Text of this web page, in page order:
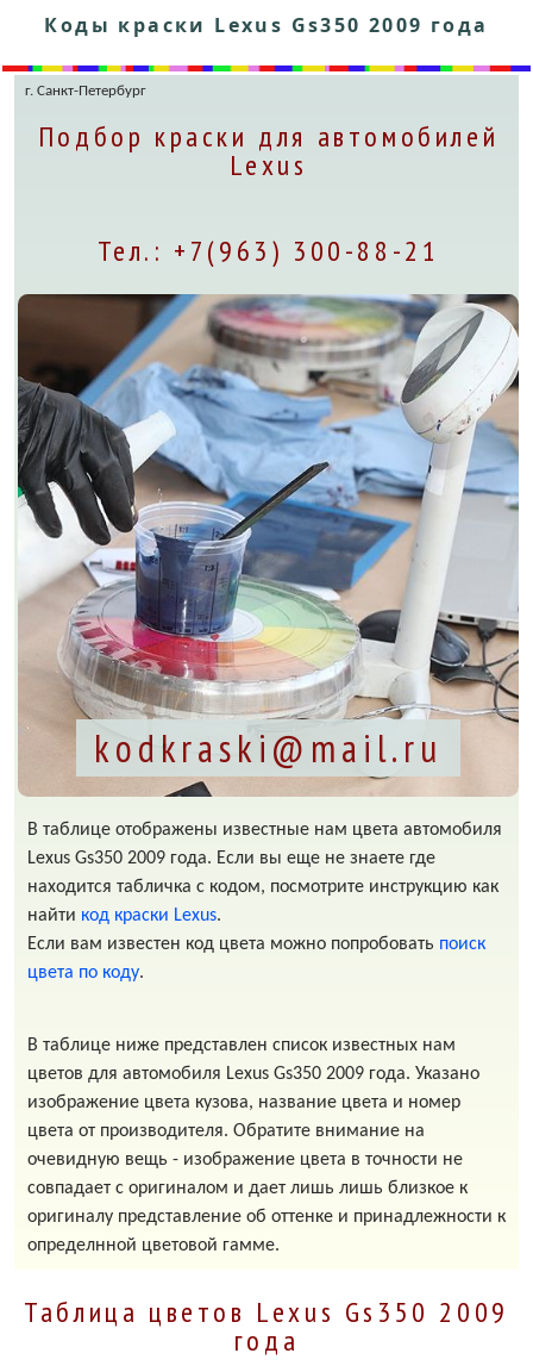
Коды краски Lexus Gs350 2009 года
г. Санкт-Петербург
Подбор краски для автомобилей
Lexus
Тел.: +7(963) 300-88-21
kodkraski@mail.ru
В таблице отображены известные нам цвета автомобиля
Lexus Gs350 2009 года. Если вы еще не знаете где
находится табличка с кодом, посмотрите инструкцию как
найти код краски Lexus.
Если вам известен код цвета можно попробовать поиск
цвета по коду.
В таблице ниже представлен список известных нам
цветов для автомобиля Lexus Gs350 2009 года. Указано
изображение цвета кузова, название цвета и номер
цвета от производителя. Обратите внимание на
очевидную вещь - изображение цвета в точности не
совпадает с оригиналом и дает лишь лишь близкое к
оригиналу представление об оттенке и принадлежности к
определнной цветовой гамме.
Таблица цветов Lexus Gs350 2009
года